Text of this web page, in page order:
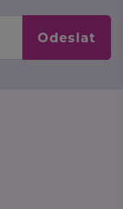
Odeslat